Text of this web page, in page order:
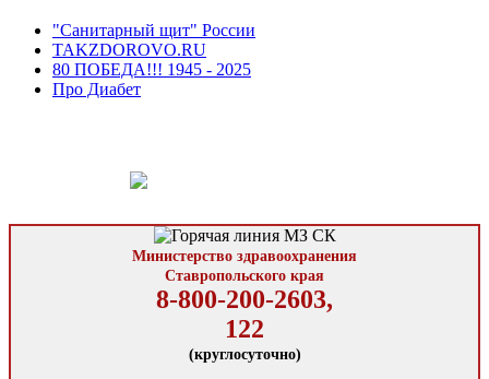
"Санитарный щит" России
TAKZDOROVO.RU
80 ПОБЕДА!!! 1945 - 2025
Про Диабет
Министерство здравоохранения
Ставропольского края
8-800-200-2603,
122
(круглосуточно)